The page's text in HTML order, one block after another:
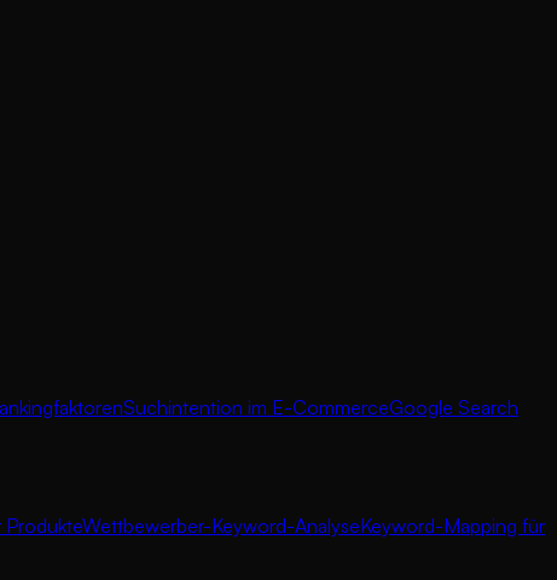
Suchintention im E-CommerceGoogle Search
ProdukteWettbewerber-Keyword-AnalyseKeyword-Mapping für